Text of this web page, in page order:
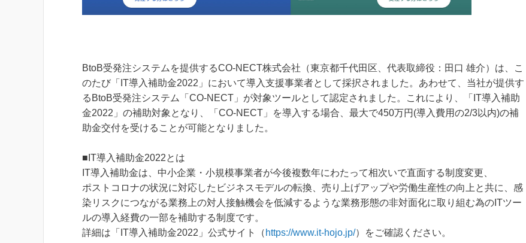
BtoB受発注システムを提供するCO-NECT株式会社（東京都千代田区、代表取締役：⽥⼝ 雄介）は、こ
のたび「IT導入補助金2022」において導入支援事業者として採択されました。あわせて、当社が提供す
るBtoB受発注システム「CO-NECT」が対象ツールとして認定されました。これにより、「IT導入補助
金2022」の補助対象となり、「CO-NECT」を導入する場合、最大で450万円(導入費用の2/3以内)の補
助金交付を受けることが可能となりました。
■IT導入補助金2022とは
IT導入補助金は、中小企業・小規模事業者が今後複数年にわたって相次いで直面する制度変更、
ポストコロナの状況に対応したビジネスモデルの転換、売り上げアップや労働生産性の向上と共に、感
染リスクにつながる業務上の対人接触機会を低減するような業務形態の非対面化に取り組む為のITツー
ルの導入経費の一部を補助する制度です。
詳細は「IT導入補助金2022」公式サイト（ https://www.it-hojo.jp/）をご確認ください。